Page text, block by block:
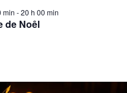
min -20 h 00 min
de Noêl